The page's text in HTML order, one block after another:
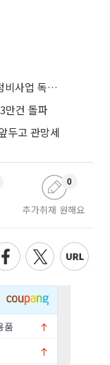
"완성된 인프라에 몰린다"⋯청약 시장 '정비사업 독주' 42배 격차
만건 돌파
두고 관망세
추가취재 원해요
0